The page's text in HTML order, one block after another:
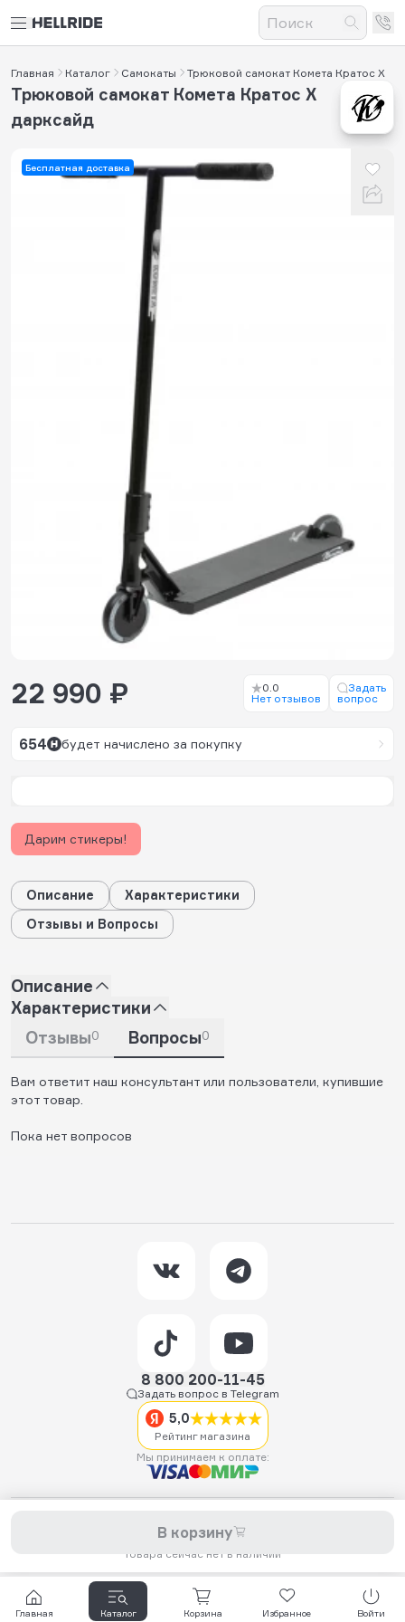
Главная Каталог Самокаты Трюковой самокат Комета Кратос Х
Бесплатная доставка
Трюковой самокат Комета Кратос Х
дарксайд
22 990 ₽
0.0
Нет отзывов
Задать
вопрос
В корзину
Товара сейчас нет в наличии
654 будет начислено за покупку
Дарим стикеры!
Описание
Характеристики
Отзывы и Вопросы
Описание
Характеристики
Отзывы0 Вопросы0
Вам ответит наш консультант или пользователи, купившие
этот товар.
Пока нет вопросов
8 800 200-11-45
Задать вопрос в Telegram
5,0
Рейтинг магазина
Мы принимаем к оплате:
самокатов, запчастей для самокатов, аксессуаров, экипировки,
одежды и обуви.
Главная Каталог Корзина Избранное Войти